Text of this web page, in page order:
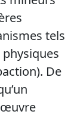
tels
physiques
De
œuvre